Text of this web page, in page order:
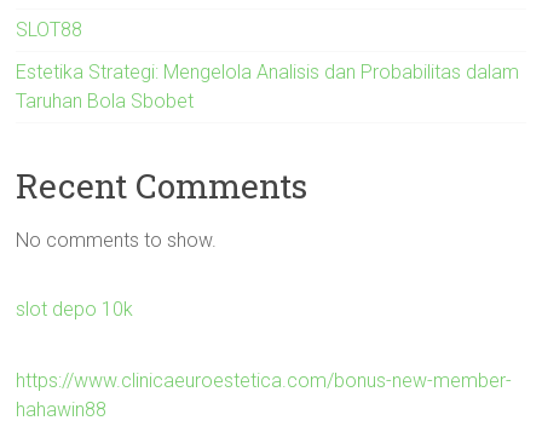
SLOT88
Estetika Strategi: Mengelola Analisis dan Probabilitas dalam
Taruhan Bola Sbobet
Recent Comments
No comments to show.
slot depo 10k
https://www.clinicaeuroestetica.com/bonus-new-member-
hahawin88